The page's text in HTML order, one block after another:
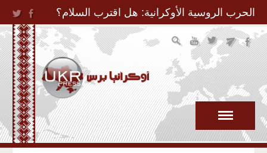
Jump to Navigation
الحرب الروسية الأوكرانية: هل اقترب السلام؟